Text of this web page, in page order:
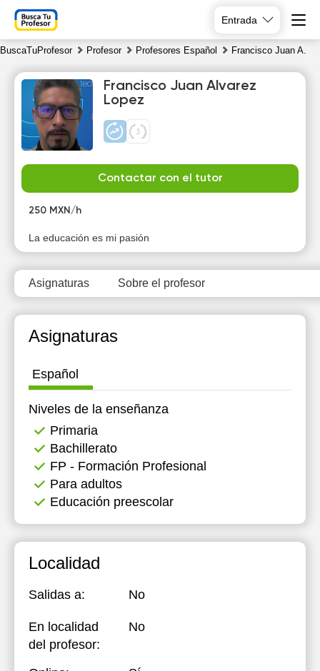
Entrada
BuscaTuProfesor Profesor Profesores Español Francisco Juan A.
Francisco Juan Alvarez
Lopez
Contactar con el tutor
250 MXN/h
La educación es mi pasión
Asignaturas Sobre el profesor
Asignaturas
Español
Niveles de la enseñanza
Primaria
Bachillerato
FP - Formación Profesional
Para adultos
Educación preescolar
Localidad
Salidas a: No
En localidad
del profesor:
No
Mo
10
Tu
11
12